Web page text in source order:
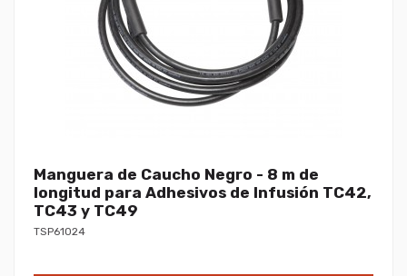
Manguera de Caucho Negro - 8 m de
longitud para Adhesivos de Infusión TC42,
TC43 y TC49
TSP61024